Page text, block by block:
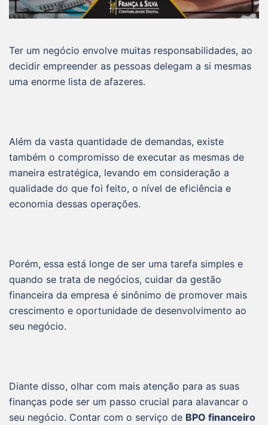
Ter um negócio envolve muitas responsabilidades, ao
decidir empreender as pessoas delegam a si mesmas
uma enorme lista de afazeres.
Além da vasta quantidade de demandas, existe
também o compromisso de executar as mesmas de
maneira estratégica, levando em consideração a
qualidade do que foi feito, o nível de eficiência e
economia dessas operações.
Porém, essa está longe de ser uma tarefa simples e
quando se trata de negócios, cuidar da gestão
financeira da empresa é sinônimo de promover mais
crescimento e oportunidade de desenvolvimento ao
seu negócio.
Diante disso, olhar com mais atenção para as suas
finanças pode ser um passo crucial para alavancar o
seu negócio. Contar com o serviço de BPO financeiro